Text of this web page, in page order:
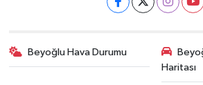
Beyoğlu Hava Durumu
Haritası